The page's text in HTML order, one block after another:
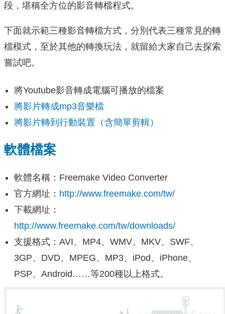
段，堪稱全方位的影音轉檔程式。
下面就示範三種影音轉檔方式，分別代表三種常見的轉
檔模式，至於其他的轉換玩法，就留給大家自己去探索
嘗試吧。
將Youtube影音轉成電腦可播放的檔案
將影片轉成mp3音樂檔
將影片轉到行動裝置（含簡單剪輯）
軟體檔案
軟體名稱：Freemake Video Converter
官方網址： http://www.freemake.com/tw/
下載網址：
http://www.freemake.com/tw/downloads/
支援格式：AVI、MP4、WMV、MKV、SWF、
3GP、DVD、MPEG、MP3、iPod、iPhone、
PSP、Android……等200種以上格式。